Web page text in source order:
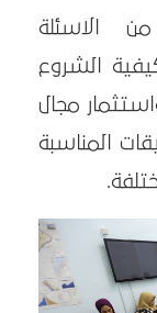
الاسئلة
الشروع
مجال
المناسبة